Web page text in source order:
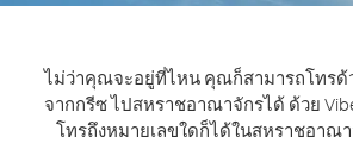
ไม่ว่าคุณจะอยู่ที่ไหน คุณก็สามารถโทร
จากกรีซ ไปสหราชอาณาจักรได้ ด้วย
โทรถึงหมายเลขใดก็ได้ในสหราชอาณ